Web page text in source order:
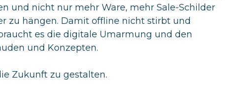
und nicht nur mehr Ware, mehr Sale-Schilder
zu hängen. Damit offline nicht stirbt und
es die digitale Umarmung und den
und Konzepten.
Zukunft zu gestalten.